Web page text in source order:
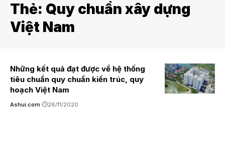
Thẻ: Quy chuẩn xây dựng
Việt Nam
Những kết quả đạt được về hệ thống
tiêu chuẩn quy chuẩn kiến trúc, quy
hoạch Việt Nam
Ashui.com 28/11/2020